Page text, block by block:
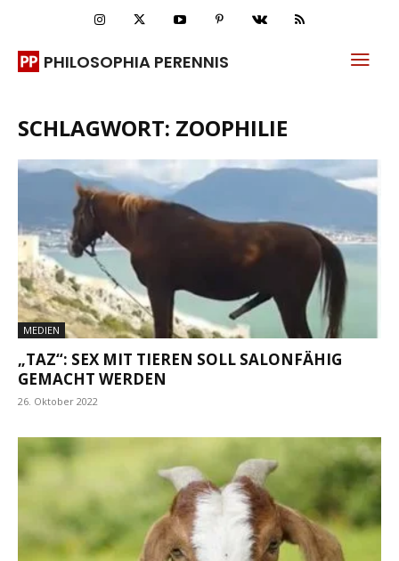
PHILOSOPHIA PERENNIS
SCHLAGWORT: ZOOPHILIE
MEDIEN
„TAZ“: SEX MIT TIEREN SOLL SALONFÄHIG
GEMACHT WERDEN
26. Oktober 2022